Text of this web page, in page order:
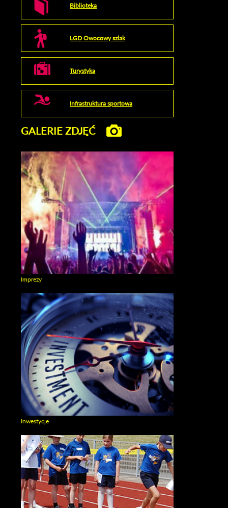
Biblioteka
LGD Owocowy szlak
Turystyka
Infrastruktura sportowa
GALERIE ZDJĘĆ
Imprezy
Inwestycje